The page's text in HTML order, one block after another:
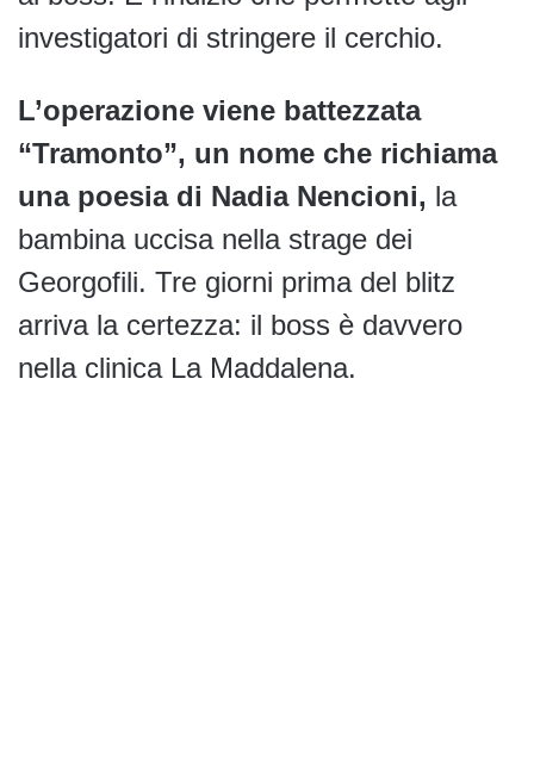
investigatori di stringere il cerchio.
L’operazione viene battezzata
“Tramonto”, un nome che richiama
una poesia di Nadia Nencioni, la
bambina uccisa nella strage dei
Georgofili. Tre giorni prima del blitz
arriva la certezza: il boss è davvero
nella clinica La Maddalena.